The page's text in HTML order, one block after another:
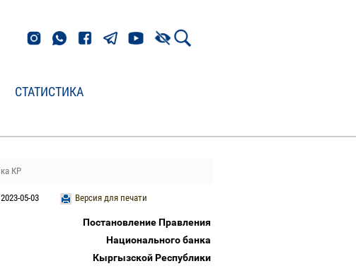
СТАТИСТИКА
КР
Версия для печати
05-03
Постановление Правления
Национального банка
Кыргызской Республики